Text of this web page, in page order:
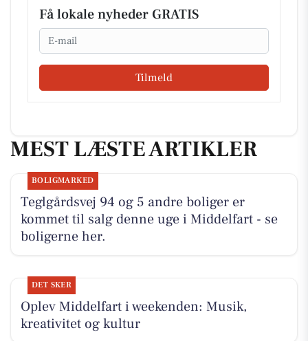
Få lokale nyheder GRATIS
Email
Tilmeld
MEST LÆSTE ARTIKLER
BOLIGMARKED
Teglgårdsvej 94 og 5 andre boliger er
kommet til salg denne uge i Middelfart - se
boligerne her.
DET SKER
Oplev Middelfart i weekenden: Musik,
kreativitet og kultur